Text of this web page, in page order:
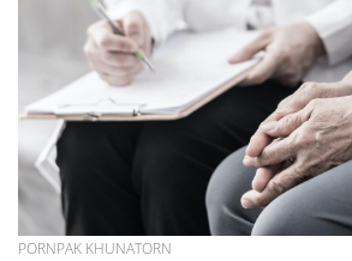
PORNPAK KHUNATORN